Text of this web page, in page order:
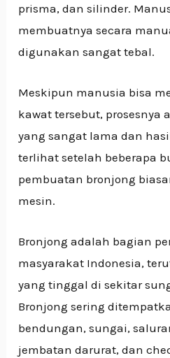
prisma, dan silinder.
membuatnya secara
digunakan sangat tebal.
Meskipun manusia bisa
kawat tersebut, prosesnya
yang sangat lama dan
terlihat setelah beberapa
pembuatan bronjong
mesin.
Bronjong adalah bagian
masyarakat Indonesia,
yang tinggal di sekitar
Bronjong sering
bendungan, sungai,
jembatan darurat, dan